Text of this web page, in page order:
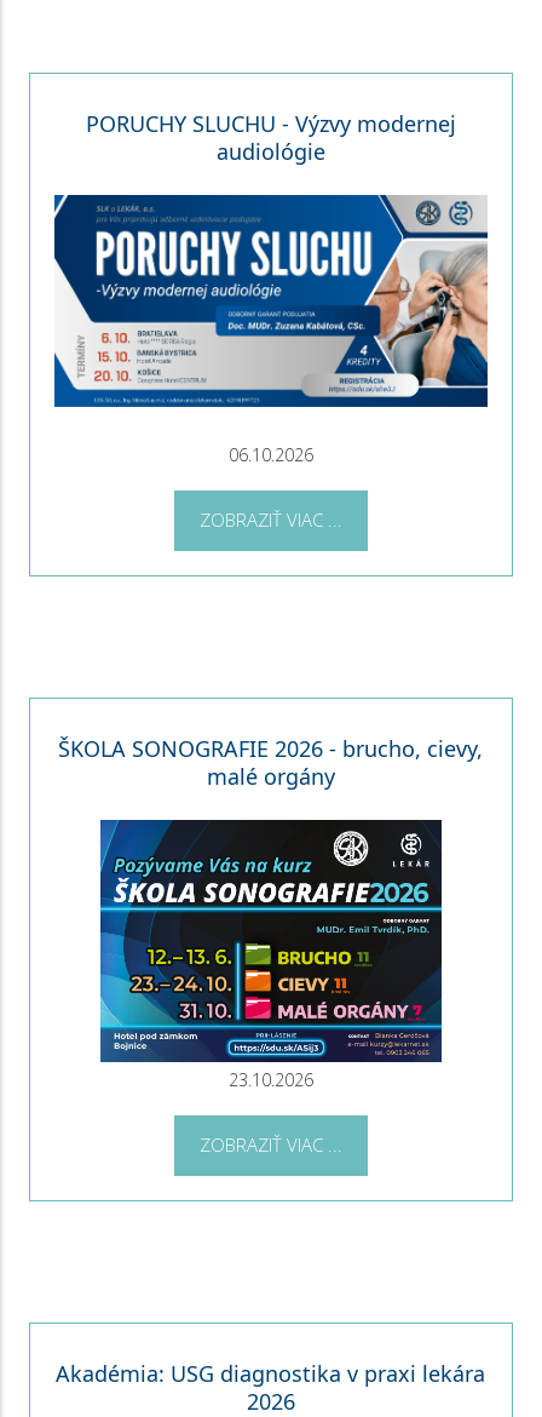
PORUCHY SLUCHU - Výzvy modernej
audiológie
06.10.2026
ZOBRAZIŤ VIAC ...
ŠKOLA SONOGRAFIE 2026 - brucho, cievy,
malé orgány
23.10.2026
ZOBRAZIŤ VIAC ...
Akadémia: USG diagnostika v praxi lekára
2026